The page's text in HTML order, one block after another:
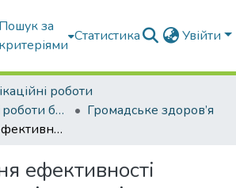
Пошук за
критеріями
Статистика Увійти
роботи
Кваліфікаційні роботи бакалаврів
Громадське здоров’я
Дослідження ефективності комплексних мікронутрієнтних добавок (B-комплекс, Mg, Zn, D) у зниженні рівня стресу та тривоги
ефективності